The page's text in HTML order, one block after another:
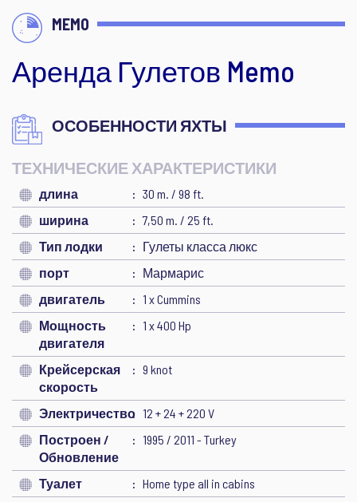
MEMO
Аренда Гулетов Memo
ОСОБЕННОСТИ ЯХТЫ
ТЕХНИЧЕСКИЕ ХАРАКТЕРИСТИКИ
длина
30 m. / 98 ft.
ширина
7,50 m. / 25 ft.
Тип лодки
Гулеты класса люкс
порт
Мармарис
двигатель
1 x Cummins
Мощность
двигателя
1 x 400 Hp
Крейсерская
скорость
9 knot
Электричество 12 + 24 + 220 V
Построен /
Обновление
1995 / 2011 - Turkey
Туалет Home type all in cabins